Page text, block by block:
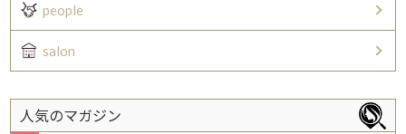
people
salon
人気のマガジン